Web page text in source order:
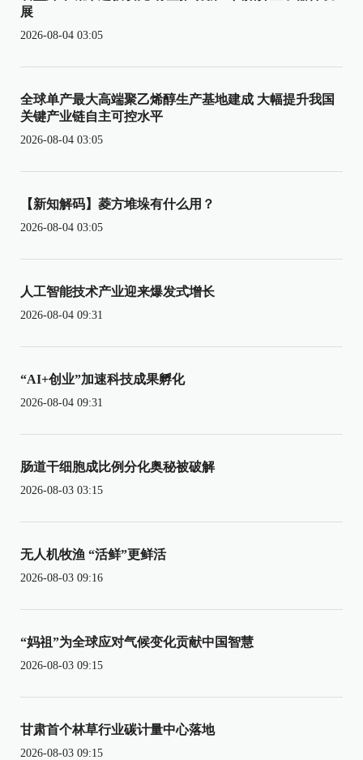
展
2026-08-04 03:05
全球单产最大高端聚乙烯醇生产基地建成 大幅提升我国
关键产业链自主可控水平
2026-08-04 03:05
【新知解码】菱方堆垛有什么用？
2026-08-04 03:05
人工智能技术产业迎来爆发式增长
2026-08-04 09:31
“AI+创业”加速科技成果孵化
2026-08-04 09:31
肠道干细胞成比例分化奥秘被破解
2026-08-03 03:15
无人机牧渔 “活鲜”更鲜活
2026-08-03 09:16
“妈祖”为全球应对气候变化贡献中国智慧
2026-08-03 09:15
甘肃首个林草行业碳计量中心落地
2026-08-03 09:15